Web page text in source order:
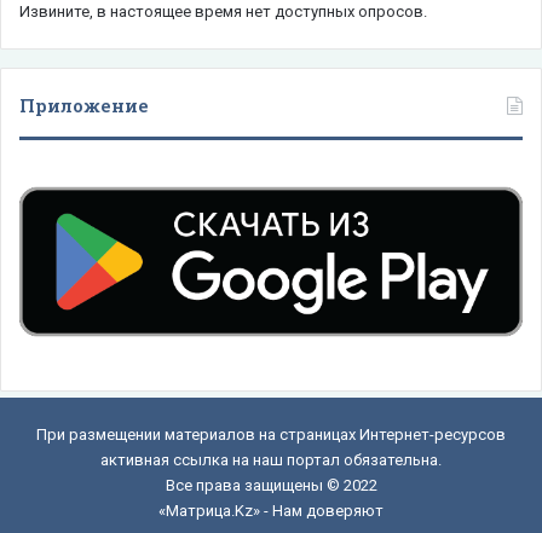
Извините, в настоящее время нет доступных опросов.
Приложение
При размещении материалов на страницах Интернет-ресурсов
активная ссылка на наш портал обязательна.
Все права защищены © 2022
«Матрица.Kz» - Нам доверяют